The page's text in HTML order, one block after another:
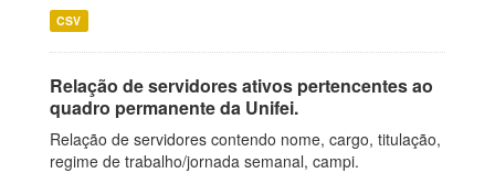
CSV
Relação de servidores ativos pertencentes ao
quadro permanente da Unifei.
Relação de servidores contendo nome, cargo, titulação,
regime de trabalho/jornada semanal, campi.